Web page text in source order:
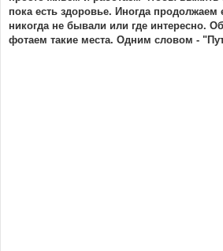
пока есть здоровье. Иногда продолжаем
никогда не бывали или где интересно.
фотаем такие места. Одним словом -